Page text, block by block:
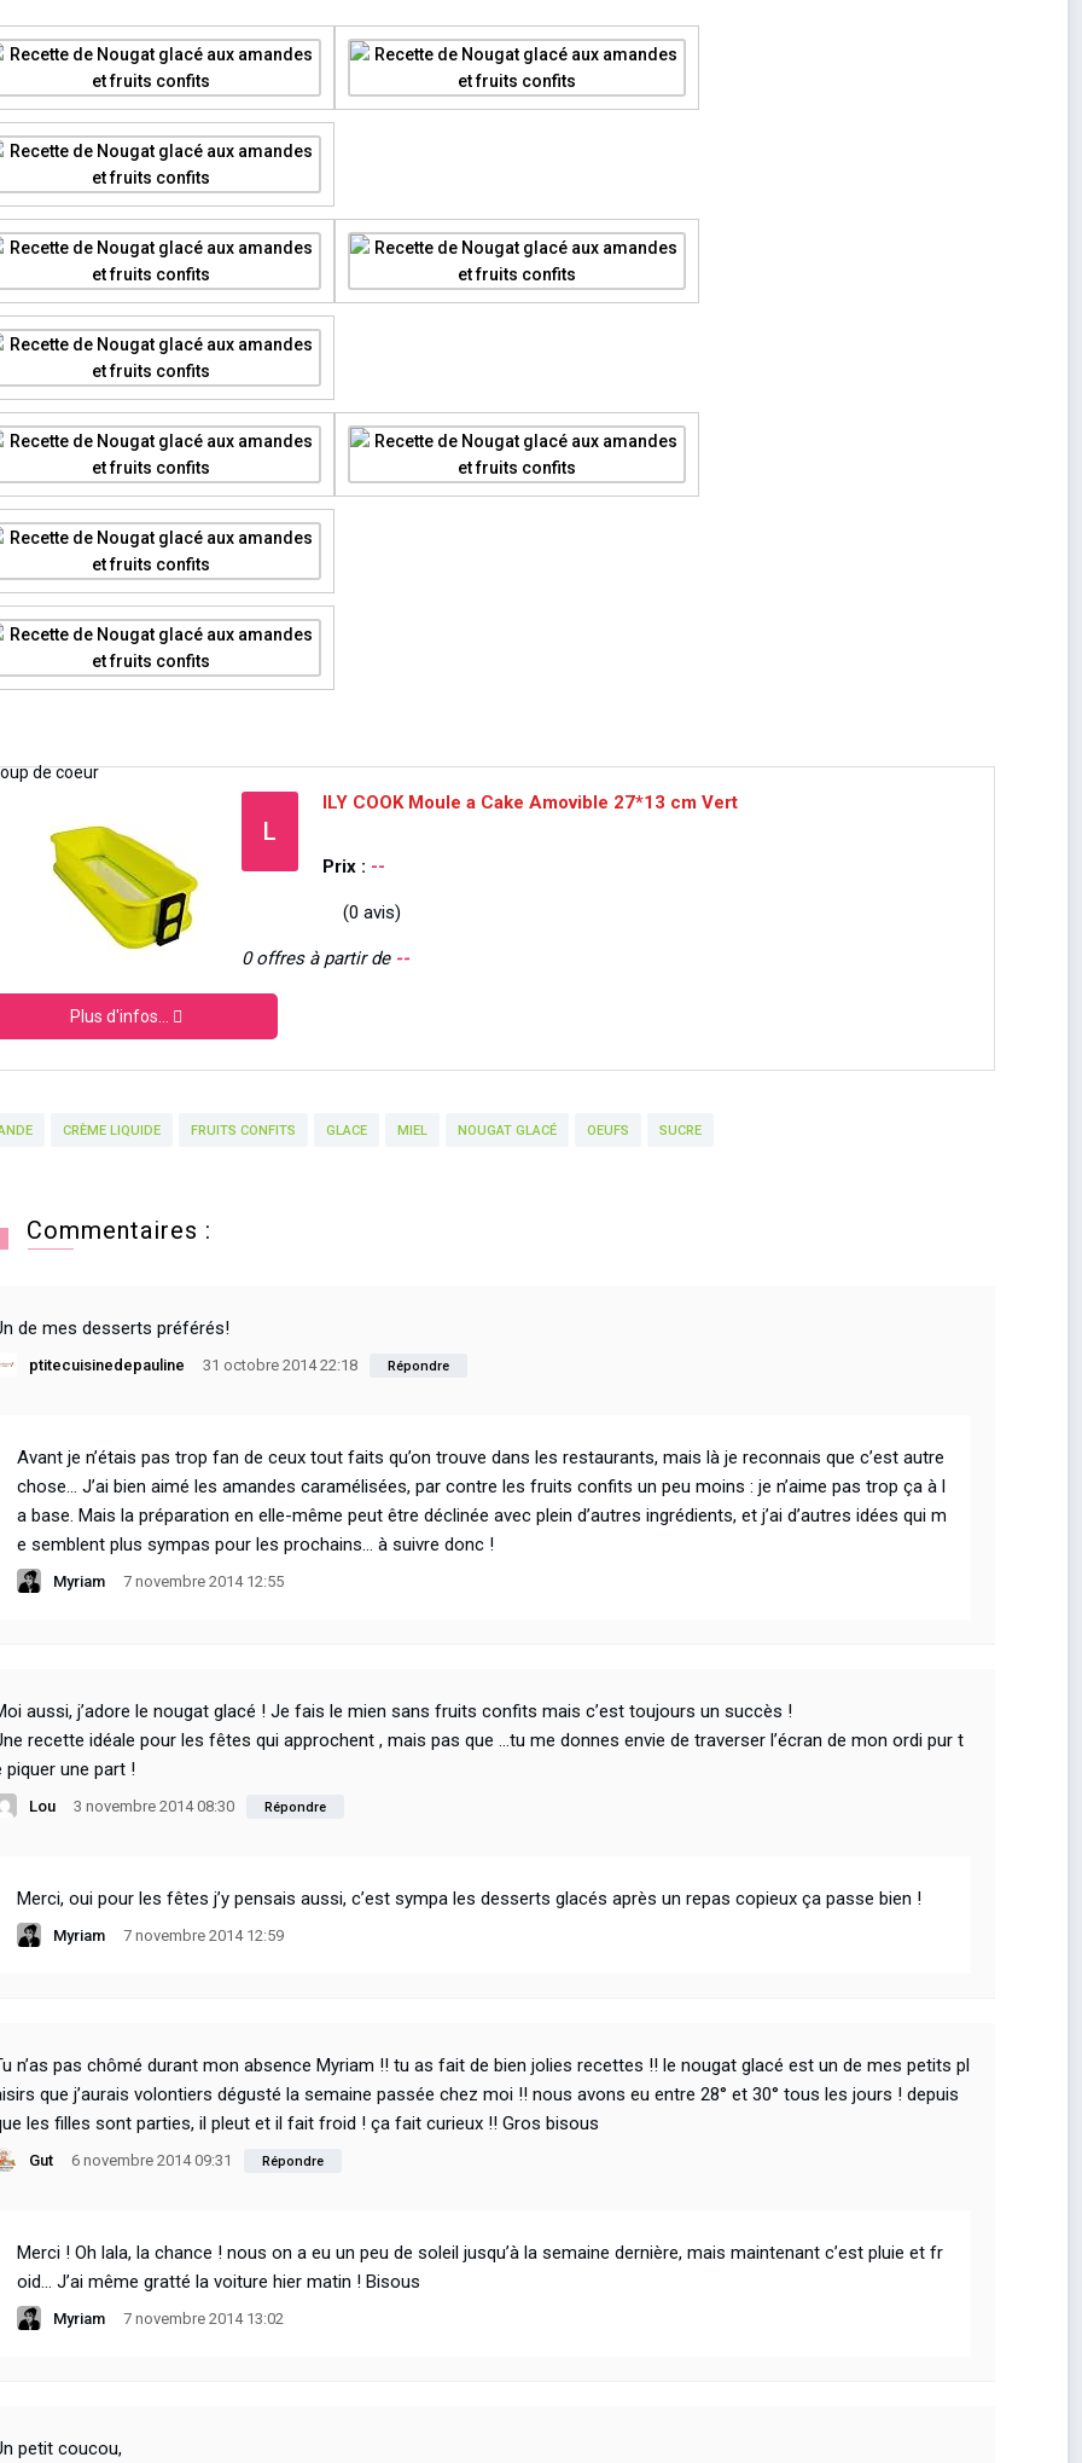
L
ILY COOK Moule a Cake Amovible 27*13 cm Vert
Prix : --
(0 avis)
0 offres à partir de --
Plus d'infos...
CRÈME LIQUIDE FRUITS CONFITS GLACE MIEL NOUGAT GLACÉ OEUFS SUCRE
Commentaires :
de mes desserts préférés!
ptitecuisinedepauline 31 octobre 2014 22:18 Répondre
Avant je n’étais pas trop fan de ceux tout faits qu’on trouve dans les restaurants, mais là je reconnais que c’est autre
chose… J’ai bien aimé les amandes caramélisées, par contre les fruits confits un peu moins : je n’aime pas trop ça à l
a base. Mais la préparation en elle-même peut être déclinée avec plein d’autres ingrédients, et j’ai d’autres idées qui m
e semblent plus sympas pour les prochains… à suivre donc !
Myriam 7 novembre 2014 12:55
aussi, j’adore le nougat glacé ! Je fais le mien sans fruits confits mais c’est toujours un succès !
recette idéale pour les fêtes qui approchent , mais pas que …tu me donnes envie de traverser l’écran de mon ordi pur t
piquer une part !
Lou 3 novembre 2014 08:30 Répondre
Merci, oui pour les fêtes j’y pensais aussi, c’est sympa les desserts glacés après un repas copieux ça passe bien !
Myriam 7 novembre 2014 12:59
n’as pas chômé durant mon absence Myriam !! tu as fait de bien jolies recettes !! le nougat glacé est un de mes petits pl
que j’aurais volontiers dégusté la semaine passée chez moi !! nous avons eu entre 28° et 30° tous les jours ! depuis
les filles sont parties, il pleut et il fait froid ! ça fait curieux !! Gros bisous
Gut 6 novembre 2014 09:31 Répondre
Merci ! Oh lala, la chance ! nous on a eu un peu de soleil jusqu’à la semaine dernière, mais maintenant c’est pluie et fr
oid… J’ai même gratté la voiture hier matin ! Bisous
Myriam 7 novembre 2014 13:02
petit coucou,